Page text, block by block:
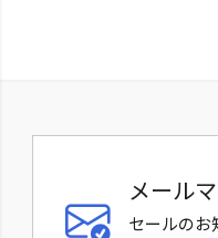
メール
セールのお